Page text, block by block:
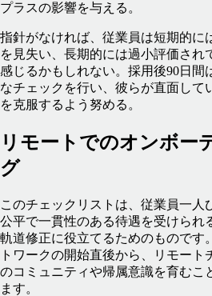
プラスの影響を与える。
指針がなければ、従業員は短期的に
を見失い、長期的には過小評価され
感じるかもしれない。採用後90日間
なチェックを行い、彼らが直面して
を克服するよう努める。
リモートでのオンボー
グ
このチェックリストは、従業員一人
公平で一貫性のある待遇を受けられ
軌道修正に役立てるためのものです
トワークの開始直後から、リモート
のコミュニティや帰属意識を育むこ
ます。